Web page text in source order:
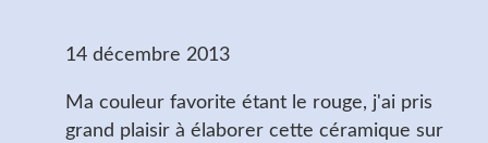
14 décembre 2013
Ma couleur favorite étant le rouge, j'ai pris
grand plaisir à élaborer cette céramique sur